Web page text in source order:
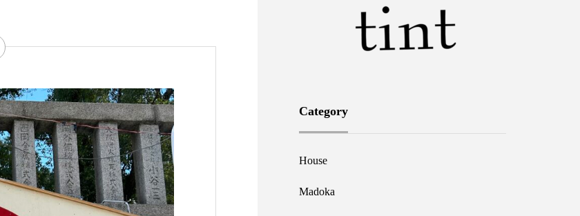
Category
House
Madoka